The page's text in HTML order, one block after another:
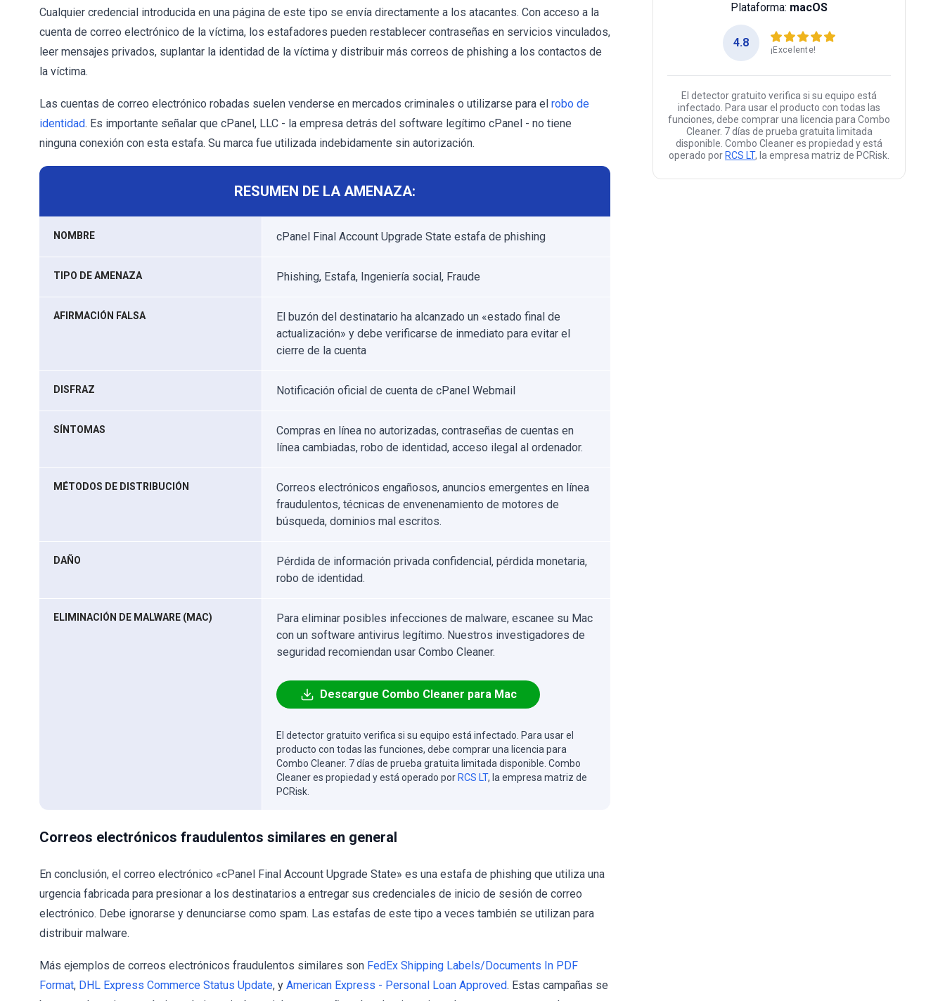
Cualquier credencial introducida en una página de este tipo se envía directamente a los atacantes. Con acceso a la
cuenta de correo electrónico de la víctima, los estafadores pueden restablecer contraseñas en servicios vinculados,
leer mensajes privados, suplantar la identidad de la víctima y distribuir más correos de phishing a los contactos de
la víctima.
Las cuentas de correo electrónico robadas suelen venderse en mercados criminales o utilizarse para el robo de
identidad. Es importante señalar que cPanel, LLC - la empresa detrás del software legítimo cPanel - no tiene
ninguna conexión con esta estafa. Su marca fue utilizada indebidamente sin autorización.
RESUMEN DE LA AMENAZA:
NOMBRE cPanel Final Account Upgrade State estafa de phishing
TIPO DE AMENAZA Phishing, Estafa, Ingeniería social, Fraude
AFIRMACIÓN FALSA
El buzón del destinatario ha alcanzado un «estado final de
actualización» y debe verificarse de inmediato para evitar el
cierre de la cuenta
DISFRAZ Notificación oficial de cuenta de cPanel Webmail
SÍNTOMAS
Compras en línea no autorizadas, contraseñas de cuentas en
línea cambiadas, robo de identidad, acceso ilegal al ordenador.
MÉTODOS DE DISTRIBUCIÓN
Correos electrónicos engañosos, anuncios emergentes en línea
fraudulentos, técnicas de envenenamiento de motores de
búsqueda, dominios mal escritos.
DAÑO
Pérdida de información privada confidencial, pérdida monetaria,
robo de identidad.
ELIMINACIÓN DE MALWARE (MAC)
Para eliminar posibles infecciones de malware, escanee su Mac
con un software antivirus legítimo. Nuestros investigadores de
seguridad recomiendan usar Combo Cleaner.
Descargue Combo Cleaner para Mac
El detector gratuito verifica si su equipo está infectado. Para usar el
producto con todas las funciones, debe comprar una licencia para
Combo Cleaner. 7 días de prueba gratuita limitada disponible. Combo
Cleaner es propiedad y está operado por RCS LT, la empresa matriz de
PCRisk.
Correos electrónicos fraudulentos similares en general
En conclusión, el correo electrónico «cPanel Final Account Upgrade State» es una estafa de phishing que utiliza una
urgencia fabricada para presionar a los destinatarios a entregar sus credenciales de inicio de sesión de correo
electrónico. Debe ignorarse y denunciarse como spam. Las estafas de este tipo a veces también se utilizan para
distribuir malware.
Más ejemplos de correos electrónicos fraudulentos similares son FedEx Shipping Labels/Documents In PDF
Format, DHL Express Commerce Status Update, y American Express - Personal Loan Approved. Estas campañas se
Plataforma: macOS
4.8
¡Excelente!
El detector gratuito verifica si su equipo está
infectado. Para usar el producto con todas las
funciones, debe comprar una licencia para Combo
Cleaner. 7 días de prueba gratuita limitada
disponible. Combo Cleaner es propiedad y está
operado por RCS LT, la empresa matriz de PCRisk.